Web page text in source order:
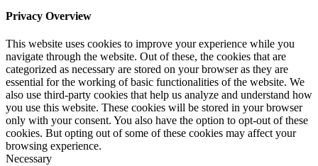
Privacy Overview
This website uses cookies to improve your experience while you
navigate through the website. Out of these, the cookies that are
categorized as necessary are stored on your browser as they are
essential for the working of basic functionalities of the website. We
also use third-party cookies that help us analyze and understand how
you use this website. These cookies will be stored in your browser
only with your consent. You also have the option to opt-out of these
cookies. But opting out of some of these cookies may affect your
browsing experience.
Necessary